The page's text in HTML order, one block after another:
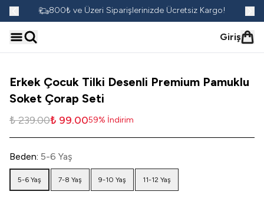
800₺ ve Üzeri Siparişlerinizde Ücretsiz Kargo!
Giriş
Erkek Çocuk Tilki Desenli Premium Pamuklu
Soket Çorap Seti
₺ 239.00₺ 99.0059% İndirim
Beden: 5-6 Yaş
5-6 Yaş 7-8 Yaş 9-10 Yaş 11-12 Yaş